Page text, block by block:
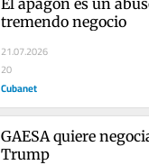
tremendo negocio
21.07.2026
20
Cubanet
GAESA quiere
Trump